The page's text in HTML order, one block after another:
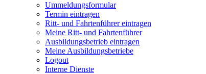
Ummeldungsformular
Termin eintragen
Ritt- und Fahrtenführer eintragen
Meine Ritt- und Fahrtenführer
Ausbildungsbetrieb eintragen
Meine Ausbildungsbetriebe
Logout
Interne Dienste